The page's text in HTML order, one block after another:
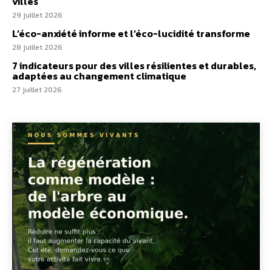
29 juillet 2026
L’éco-anxiété informe et l’éco-lucidité transforme
28 juillet 2026
7 indicateurs pour des villes résilientes et durables,
adaptées au changement climatique
27 juillet 2026